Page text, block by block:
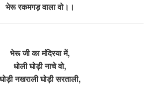
भेरू रकमगड़ वाला वो।।
भेरू जी का मंदिरया में,
धोली घोड़ी नाचे वो,
नखराली घोड़ी सरताली,